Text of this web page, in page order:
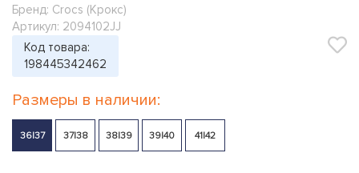
Бренд: Crocs (Крокс)
Артикул: 2094102JJ
Код товара:
198445342462
Размеры в наличии:
36|37 37|38 38|39 39|40 41|42